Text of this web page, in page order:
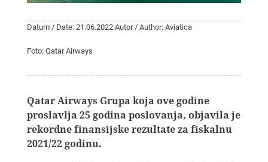
Datum / Date: 21.06.2022.Autor / Author: Aviatica
Foto: Qatar Airways
Qatar Airways Grupa koja ove godine
proslavlja 25 godina poslovanja, objavila je
rekordne finansijske rezultate za fiskalnu
2021/22 godinu.